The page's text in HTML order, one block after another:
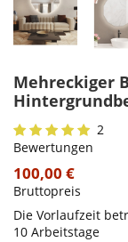
Mehreckiger
2
Bewertungen
100,00 €
Bruttopreis
Die Vorlaufzeit
10 Arbeitstage